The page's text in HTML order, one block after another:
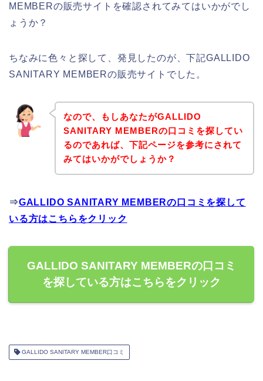
MEMBERの販売サイトを確認されてみてはいかがでし
ょうか？
ちなみに色々と探して、発見したのが、下記GALLIDO
SANITARY MEMBERの販売サイトでした。
なので、もしあなたがGALLIDO
SANITARY MEMBERの口コミを探してい
るのであれば、下記ページを参考にされて
みてはいかがでしょうか？
⇒GALLIDO SANITARY MEMBERの口コミを探して
いる方はこちらをクリック
GALLIDO SANITARY MEMBERの口コミ
を探している方はこちらをクリック
GALLIDO SANITARY MEMBER口コミ